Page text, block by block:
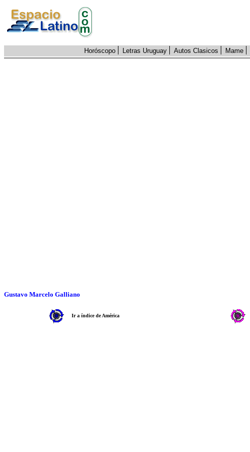
Horóscopo Letras Uruguay Autos Clasicos Mame
Gustavo Marcelo Galliano
Ir a índice de América